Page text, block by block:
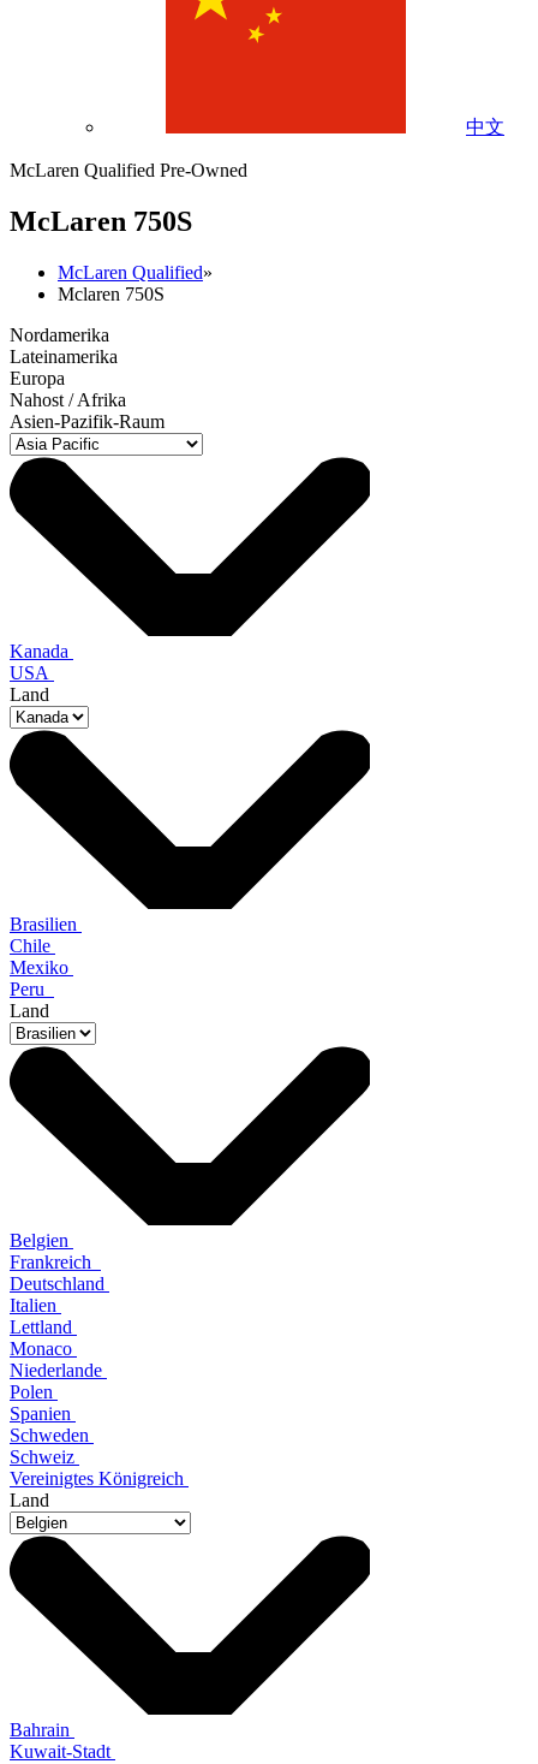
中文
McLaren Qualified Pre-Owned
McLaren 750S
McLaren Qualified»
Mclaren 750S
Nordamerika
Lateinamerika
Europa
Nahost / Afrika
Asien-Pazifik-Raum
Kanada
USA
Land
Brasilien
Chile
Mexiko
Peru
Land
Belgien
Frankreich
Deutschland
Italien
Lettland
Monaco
Niederlande
Polen
Spanien
Schweden
Schweiz
Vereinigtes Königreich
Land
Bahrain
Kuwait-Stadt